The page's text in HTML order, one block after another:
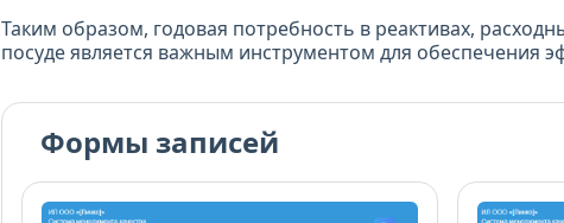
Таким образом, годовая потребность в реактивах,
посуде является важным инструментом для обеспечения
Формы записей